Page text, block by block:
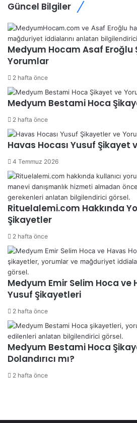
Güncel Bilgiler
Medyum Hocam Asaf Eroğlu
Yorumlar
2 hafta önce
Medyum Bestami Hoca
2 hafta önce
Havas Hocası Yusuf Şikayet
4 Temmuz 2026
Rituelalemi.com Hakkında
Şikayetler
2 hafta önce
Medyum Emir Selim Hoca ve
Yusuf Şikayetleri
2 hafta önce
Medyum Bestami Hoca
Dolandırıcı mı?
2 hafta önce